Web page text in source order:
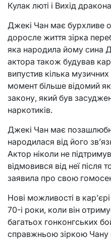
Кулак люті і Вихід
Джекі Чан має бурхливе
доросле життя зірка
яка народила йому сина
актора також будував
випустив кілька
момент більше відомий
закону, який був
наркотиків.
Джекі Чан має
народилася від його
Актор ніколи не
відмовився від неї після
заявила про свою
Нові можливості в
70-і роки, коли він
багатьох гонконгських
справжньою зіркою Чану